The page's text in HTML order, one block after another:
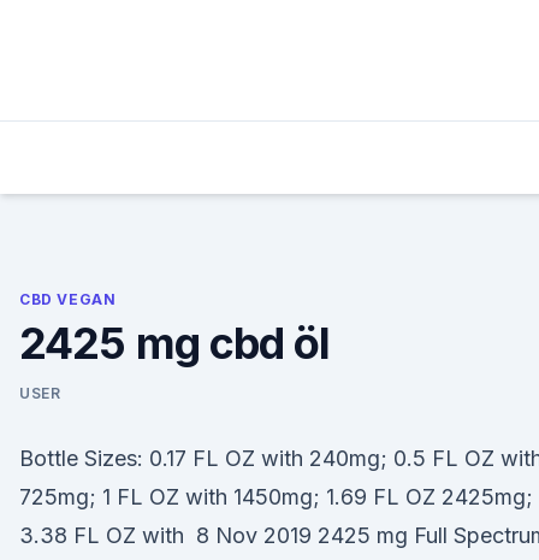
CBD VEGAN
2425 mg cbd öl
USER
Bottle Sizes: 0.17 FL OZ with 240mg; 0.5 FL OZ
725mg; 1 FL OZ with 1450mg; 1.69 FL OZ 2425mg;
3.38 FL OZ with 8 Nov 2019 2425 mg Full